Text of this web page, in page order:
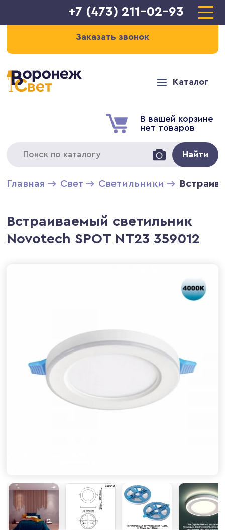
+7 (473) 211-02-93
Заказать звонок
Каталог
В вашей корзине
нет товаров
Найти
Главная Свет Светильники
Встраиваемый светильник
Novotech SPOT NT23 359012